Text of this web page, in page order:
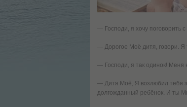
— Господи, я хочу поговорить с
— Дорогое Моё дитя, говори.
— Господи, я так одинок! Меня
— Дитя Моё, Я возлюбил тебя
долгожданный ребёнок. И ты